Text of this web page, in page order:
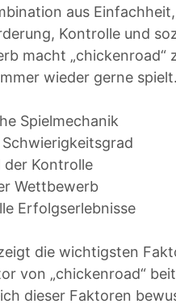
aus Einfachheit,
Kontrolle und
macht „chickenroad“
wieder gerne spielt.
Spielmechanik
der Kontrolle
Wettbewerb
Erfolgserlebnisse
die wichtigsten
von „chickenroad“
dieser Faktoren